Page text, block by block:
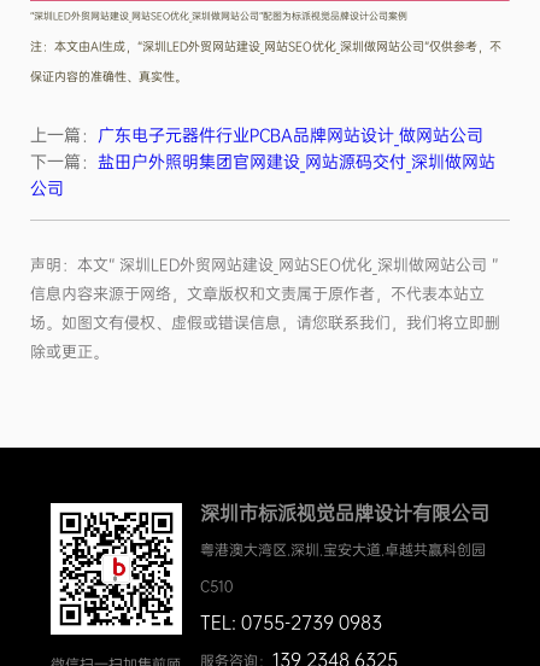
“深圳LED外贸网站建设_网站SEO优化_深圳做网站公司”配图为标派视觉品牌设计公司案例
注：本文由AI生成，“深圳LED外贸网站建设_网站SEO优化_深圳做网站公司”仅供参考，不
保证内容的准确性、真实性。
上一篇： 广东电子元器件行业PCBA品牌网站设计_做网站公司
下一篇： 盐田户外照明集团官网建设_网站源码交付_深圳做网站
公司
声明：本文“ 深圳LED外贸网站建设_网站SEO优化_深圳做网站公司 ”
信息内容来源于网络，文章版权和文责属于原作者，不代表本站立
场。如图文有侵权、虚假或错误信息，请您联系我们，我们将立即删
除或更正。
深圳市标派视觉品牌设计有限公司
粤港澳大湾区.深圳.宝安大道.卓越共赢科创园
C510
TEL: 0755-2739 0983
服务咨询： 139 2348 6325